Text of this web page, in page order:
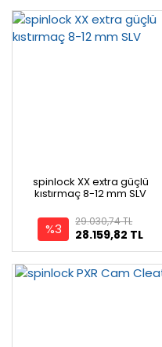
spinlock XX extra güçlü
kıstırmaç 8-12 mm SLV
%3 28.159,82 TL
29.030,74 TL